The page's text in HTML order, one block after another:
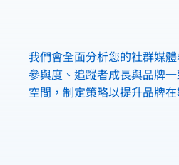
我們會全面分析您的社群媒
參與度、追蹤者成長與品牌
空間，制定策略以提升品牌